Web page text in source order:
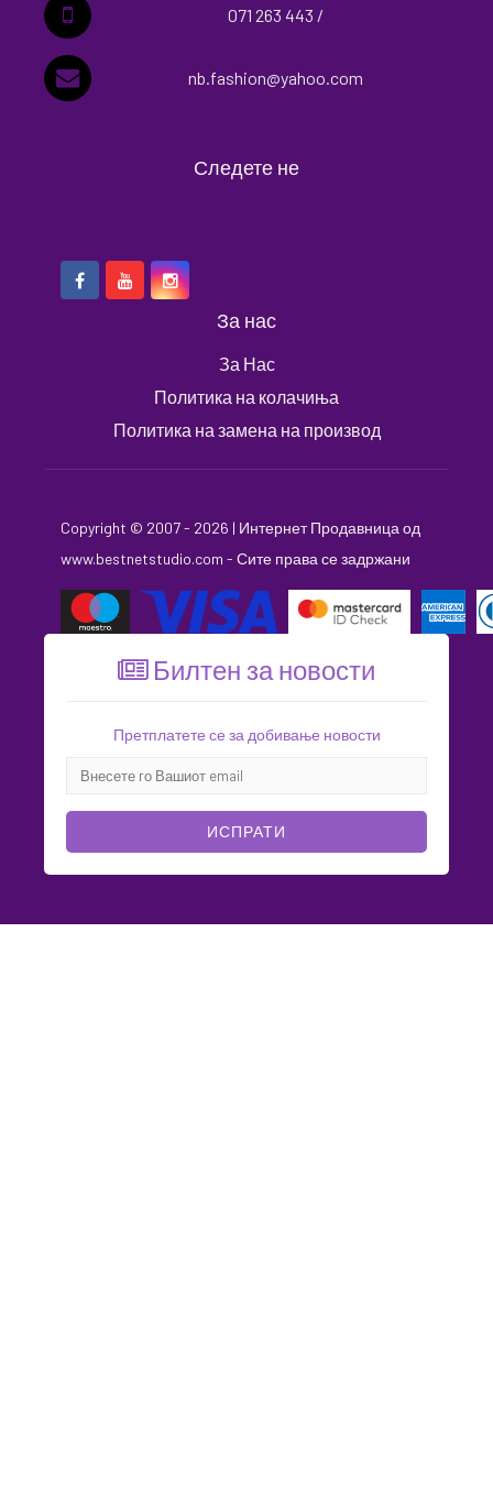
071 263 443 /
nb.fashion@yahoo.com
Следете не
За нас
За Нас
Политика на колачиња
Политика на замена на производ
Copyright © 2007 - 2026 | Интернет Продавница од
www.bestnetstudio.com - Сите права се задржани
Билтен за новости
Претплатете се за добивање новости
ИСПРАТИ